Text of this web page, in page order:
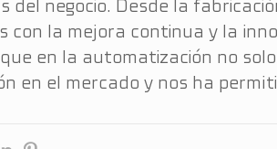
del negocio. Desde la
con la mejora continua y la
en la automatización no
en el mercado y nos ha